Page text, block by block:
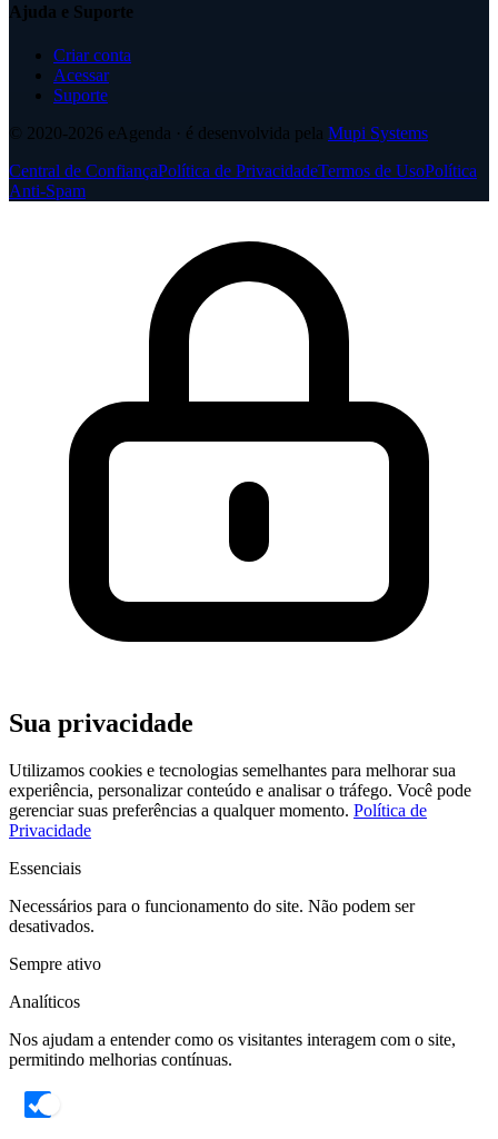
Ajuda e Suporte
Criar conta
Acessar
Suporte
© 2020-2026 eAgenda · é desenvolvida pela Mupi Systems
Central de ConfiançaPolítica de PrivacidadeTermos de UsoPolítica
Anti-Spam
Sua privacidade
Utilizamos cookies e tecnologias semelhantes para melhorar sua
experiência, personalizar conteúdo e analisar o tráfego. Você pode
gerenciar suas preferências a qualquer momento. Política de
Privacidade
Essenciais
Necessários para o funcionamento do site. Não podem ser
desativados.
Sempre ativo
Analíticos
Nos ajudam a entender como os visitantes interagem com o site,
permitindo melhorias contínuas.